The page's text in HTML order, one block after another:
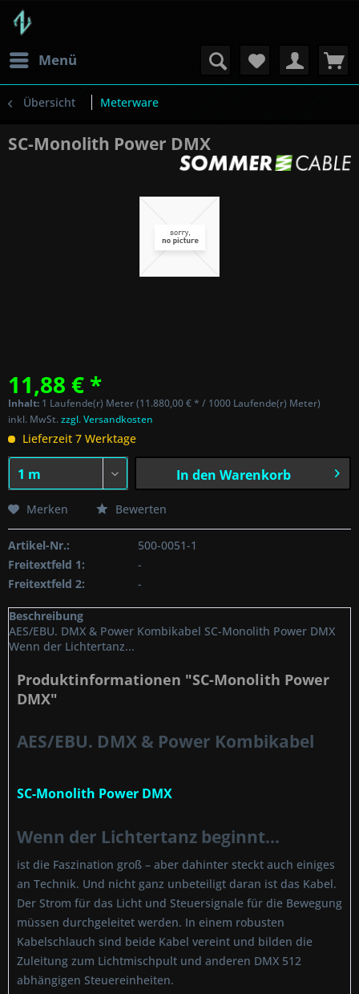
Menü
Übersicht Meterware
SC-Monolith Power DMX
11,88 € *
Inhalt: 1 Laufende(r) Meter (11.880,00 € * / 1000 Laufende(r) Meter)
inkl. MwSt.zzgl. Versandkosten
Lieferzeit 7 Werktage
In den Warenkorb
Merken Bewerten
Artikel-Nr.:
500-0051-1
Freitextfeld 1:
-
Freitextfeld 2:
-
Beschreibung
AES/EBU. DMX & Power Kombikabel SC-Monolith Power DMX
Wenn der Lichtertanz...
Produktinformationen "SC-Monolith Power
DMX"
AES/EBU. DMX & Power Kombikabel
SC-Monolith Power DMX
Wenn der Lichtertanz beginnt...
ist die Faszination groß – aber dahinter steckt auch einiges
an Technik. Und nicht ganz unbeteiligt daran ist das Kabel.
Der Strom für das Licht und Steuersignale für die Bewegung
müssen durchgeleitet werden. In einem robusten
Kabelschlauch sind beide Kabel vereint und bilden die
Zuleitung zum Lichtmischpult und anderen DMX 512
abhängigen Steuereinheiten.